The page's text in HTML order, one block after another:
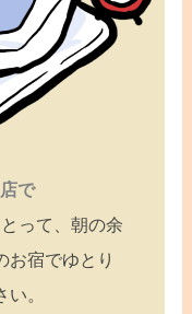
で
って、朝の余
お宿でゆとり
。